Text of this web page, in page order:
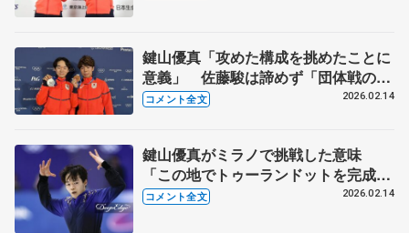
鍵山優真「攻めた構成を挑めたことに
意義」 佐藤駿は諦めず「団体戦のい
いイメージで集中」【メダリスト会
コメント全文 2026.02.14
鍵山優真がミラノで挑戦した意味
「この地でトゥーランドットを完成さ
せたかった」 【ミラノ五輪男子フリ
コメント全文 2026.02.14